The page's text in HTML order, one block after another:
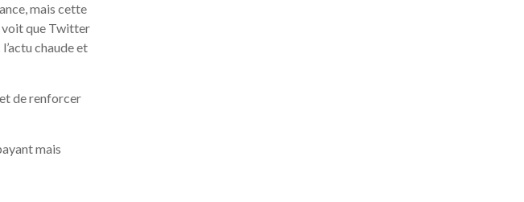
mais cette
voit que Twitter
chaude et
de renforcer
mais